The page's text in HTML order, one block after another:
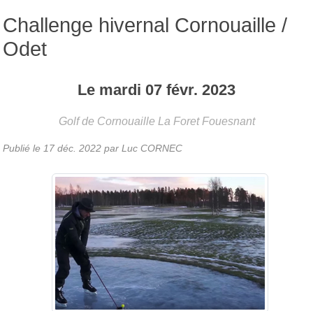
Challenge hivernal Cornouaille /
Odet
Le mardi 07 févr. 2023
Golf de Cornouaille La Foret Fouesnant
Publié le 17 déc. 2022 par Luc CORNEC